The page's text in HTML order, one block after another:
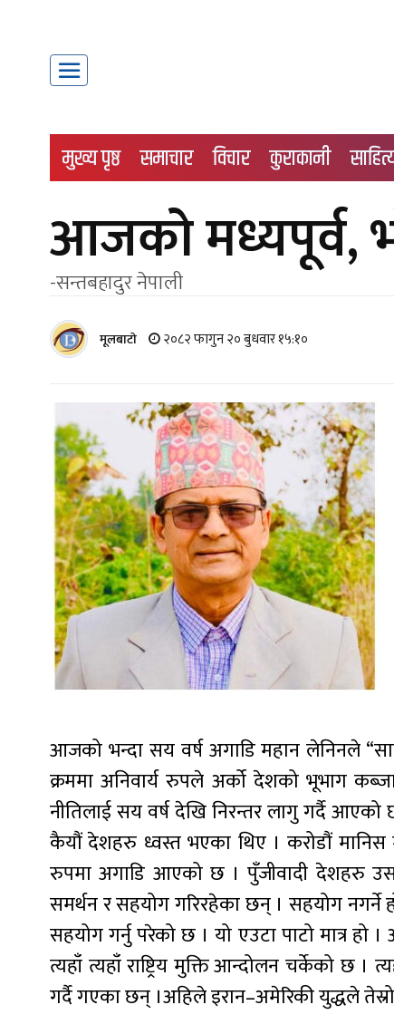
मुख्य पृष्ठ समाचार विचार कुराकानी
आजको मध्यपूर्व,
-सन्तबहादुर नेपाली
मूलबाटाे २०८२ फागुन २० बुधवार १५:१०
आजको भन्दा सय वर्ष अगाडि महान लेनिनले
क्रममा अनिवार्य रुपले अर्को देशको भूभाग
नीतिलाई सय वर्ष देखि निरन्तर लागु गर्दै आएको
कैयौं देशहरु ध्वस्त भएका थिए । करोडौं मानिस
रुपमा अगाडि आएको छ । पुँजीवादी देशहरु
समर्थन र सहयोग गरिरहेका छन् । सहयोग नगर्ने
सहयोग गर्नु परेको छ । यो एउटा पाटो मात्र हो
त्यहाँ त्यहाँ राष्ट्रिय मुक्ति आन्दोलन चर्केको छ
गर्दै गएका छन् ।अहिले इरान–अमेरिकी युद्धले